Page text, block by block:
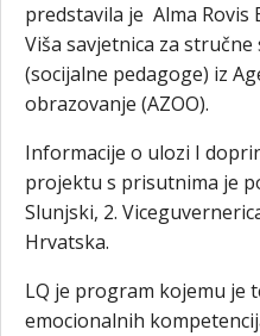
predstavila je Alma Rovis
Viša savjetnica za
(socijalne pedagoge) iz
obrazovanje (AZOO).
Informacije o ulozi I
projektu s prisutnima je
Slunjski, 2.
Hrvatska.
LQ je program kojemu je
emocionalnih